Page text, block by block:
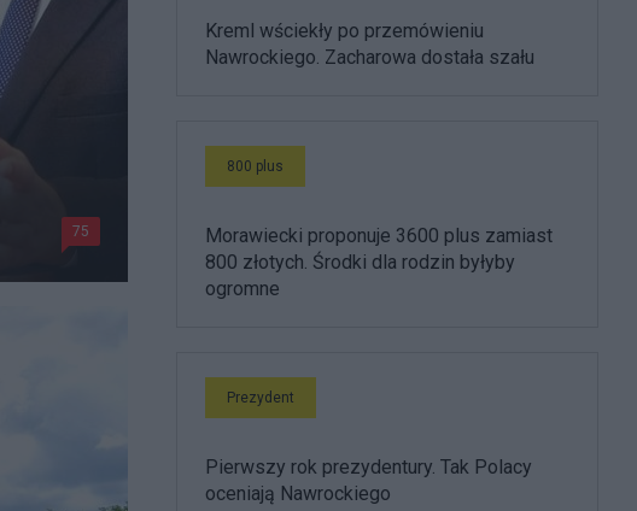
75
Kreml wściekły po przemówieniu
Nawrockiego. Zacharowa dostała szału
800 plus
Morawiecki proponuje 3600 plus zamiast
800 złotych. Środki dla rodzin byłyby
ogromne
Prezydent
Pierwszy rok prezydentury. Tak Polacy
oceniają Nawrockiego